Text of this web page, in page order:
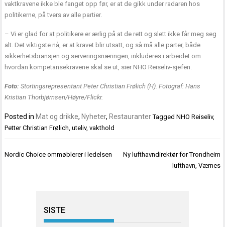
vaktkravene ikke ble fanget opp før, er at de gikk under radaren hos
politikerne, på tvers av alle partier.
– Vi er glad for at politikere er ærlig på at de rett og slett ikke får meg seg
alt. Det viktigste nå, er at kravet blir utsatt, og så må alle parter, både
sikkerhetsbransjen og serveringsnæringen, inkluderes i arbeidet om
hvordan kompetansekravene skal se ut, sier NHO Reiseliv-sjefen.
Foto: Stortingsrepresentant Peter Christian Frølich (H). Fotograf: Hans
Kristian Thorbjørnsen/Høyre/Flickr.
Posted in Mat og drikke, Nyheter, Restauranter TaggedNHO Reiseliv,
Petter Christian Frølich,uteliv,vakthold
Innleggsnavigasjon
Nordic Choice ommøblerer i ledelsen
Ny lufthavndirektør for Trondheim
lufthavn, Værnes
SISTE